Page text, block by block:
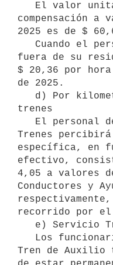
compensación a
2025 es de $
fuera de su
$ 20,36 por
de 2025.
trenes
Trenes percibirá
específica, en
efectivo,
4,05 a valores
Conductores y
recorrido por
Tren de Auxilio